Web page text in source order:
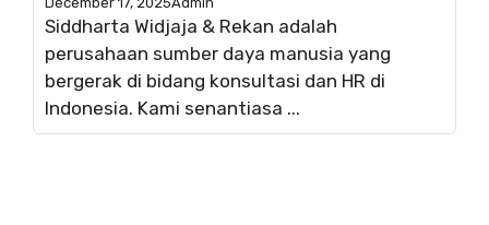
Siddharta Widjaja & Rekan adalah
perusahaan sumber daya manusia yang
bergerak di bidang konsultasi dan HR di
Indonesia. Kami senantiasa ...